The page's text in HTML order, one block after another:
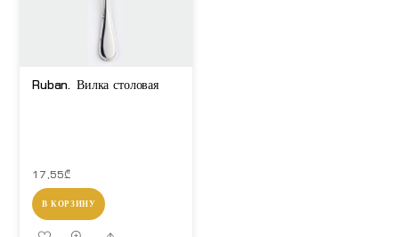
Ruban. Вилка столовая
17,55₾
В КОРЗИНУ